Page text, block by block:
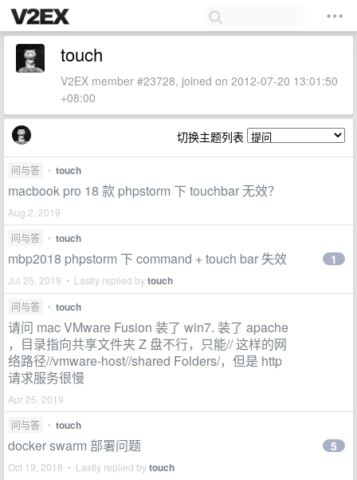
touch
V2EX member #23728, joined on 2012-07-20 13:01:50
+08:00
切换主题列表
问与答 • touch
macbook pro 18 款 phpstorm 下 touchbar 无效？
Aug 2, 2019
问与答
• touch
mbp2018 phpstorm 下 command + touch bar 失效
Jul 25, 2019 • Lastly replied bytouch
1
问与答 • touch
请问 mac VMware Fusion 装了 win7. 装了 apache
，目录指向共享文件夹 Z 盘不行，只能// 这样的网
络路径//vmware-host//shared Folders/，但是 http
请求服务很慢
Apr 25, 2019
问与答
• touch
docker swarm 部署问题
Oct 19, 2018 • Lastly replied bytouch
5